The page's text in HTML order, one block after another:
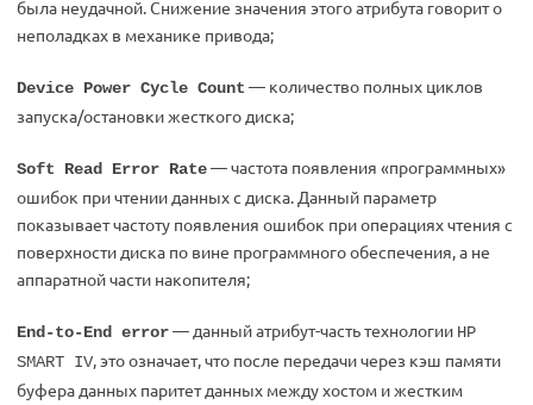
была неудачной. Снижение значения этого атрибута говорит о
неполадках в механике привода;
Device Power Cycle Count — количество полных циклов
запуска/остановки жесткого диска;
Soft Read Error Rate— частота появления «программных»
ошибок при чтении данных с диска. Данный параметр
показывает частоту появления ошибок при операциях чтения с
поверхности диска по вине программного обеспечения, а не
аппаратной части накопителя;
End-to-End error— данный атрибут-часть технологии HP
SMART IV, это означает, что после передачи через кэш памяти
буфера данных паритет данных между хостом и жестким